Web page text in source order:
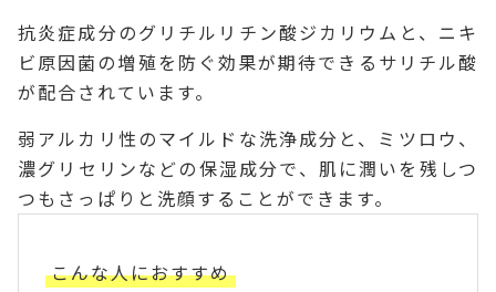
抗炎症成分のグリチルリチン酸ジカリウムと、ニキ
ビ原因菌の増殖を防ぐ効果が期待できるサリチル酸
が配合されています。
弱アルカリ性のマイルドな洗浄成分と、ミツロウ、
濃グリセリンなどの保湿成分で、肌に潤いを残しつ
つもさっぱりと洗顔することができます。
こんな人におすすめ